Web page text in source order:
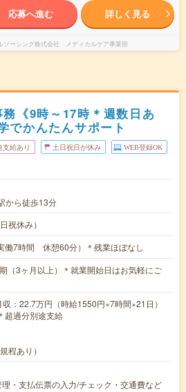
応募へ進む 詳しく見る
ソーシング株式会社 メディカルケア事業部
《9時～17時＊週数日あ
でかんたんサポート
支給あり 土日祝日が休み WEB登録OK
から徒歩13分
祝休み）
働7時間 休憩60分）＊残業ほぼなし
（3ヶ月以上）＊就業開始日はお気軽にご
：22.7万円（時給1550円×7時間×21日）
超過分別途支給
程あり）
理・支払伝票の入力/チェック・交通費など